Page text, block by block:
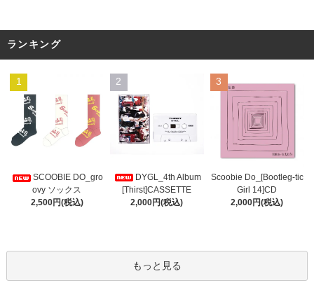
ランキング
1
SCOOBIE DO_gro
ovy ソックス
2,500円(税込)
2
DYGL_4th Album
[Thirst]CASSETTE
2,000円(税込)
3
Scoobie Do_[Bootleg-tic
Girl 14]CD
2,000円(税込)
もっと見る